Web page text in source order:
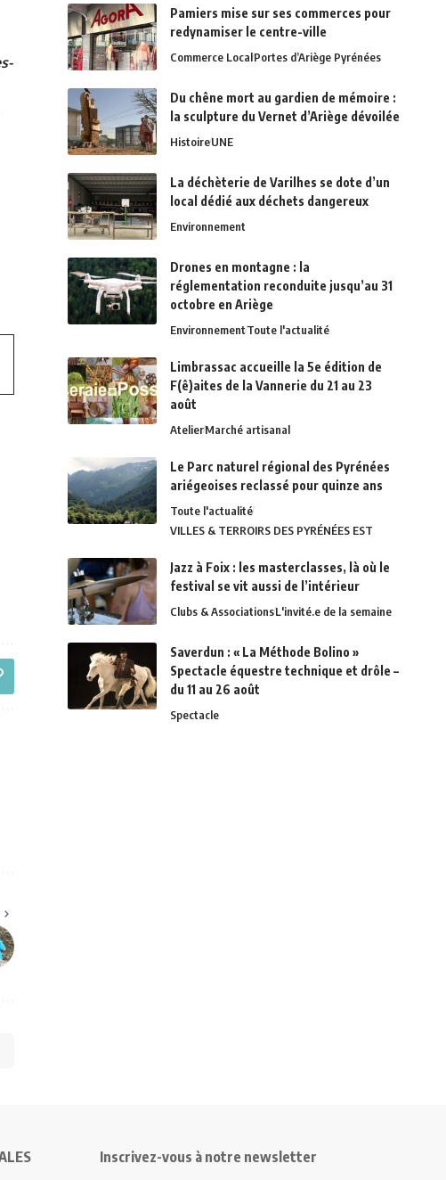
Pamiers mise sur ses commerces pour
redynamiser le centre-ville
Commerce LocalPortes d’Ariège Pyrénées
Du chêne mort au gardien de mémoire :
la sculpture du Vernet d’Ariège dévoilée
HistoireUNE
La déchèterie de Varilhes se dote d’un
local dédié aux déchets dangereux
Environnement
Drones en montagne : la
réglementation reconduite jusqu’au 31
octobre en Ariège
EnvironnementToute l'actualité
Limbrassac accueille la 5e édition de
F(ê)aites de la Vannerie du 21 au 23
août
AtelierMarché artisanal
Le Parc naturel régional des Pyrénées
ariégeoises reclassé pour quinze ans
Toute l'actualité
VILLES & TERROIRS DES PYRÉNÉES EST
Jazz à Foix : les masterclasses, là où le
festival se vit aussi de l’intérieur
Clubs & AssociationsL'invité.e de la semaine
Saverdun : « La Méthode Bolino »
Spectacle équestre technique et drôle –
du 11 au 26 août
Spectacle
Inscrivez-vous à notre newsletter